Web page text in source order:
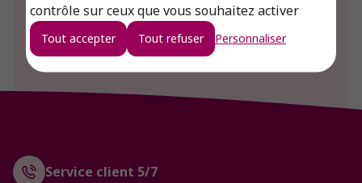
contrôle sur ceux que vous souhaitez activer
Tout accepter Tout refuser Personnaliser
Connexion
Créer un compte
Service client 5/7